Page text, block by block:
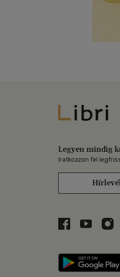
Legyen mindig
Iratkozzon fel
Libri aLibri a